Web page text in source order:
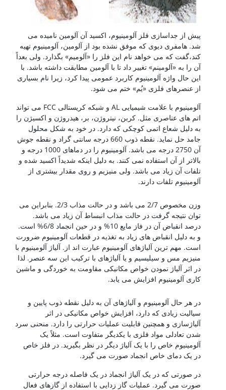
پیش از جداسازی فلز آلومینیوم، اکسید آن آلومین نامیده می
شد. هامفری دیوی که موفق نشده بود از آلومین، آلومینیوم تهیه
کند،گفت که می خواهد نام این فلز را «آلومیم» بگذارد. ولی بعداً
آن را به «آلومینم» تغییر داد تا با آلومین مطابقت داشته باشد. با
این حال واژه آلومینیوم کاربرد عمومی پیدا کرد، زیرا نام بسیاری
از عنصرهای فلزی «یُم» ختم می شود.
آلومینیوم با علامت شیمیایی AL و شبکه کریستالی FCC می تواند
اتم های عناصری مثل. کربن، نیتروژن، بر، هیدروژن و اکسیژن را
به دلیل شعاع اتمی کوچکی که دارد. در خود به شکل محلول
جامد حل نماید. نقطه ذوب 660 درجه سانتی گراد و نقطه جوش
آن 2750 درجه می باشد. آلومینیوم را در دماهای 1000 درجه و
بالاتر از آن استفاده نمی کنند. به دلیل اینکه شدیداً اکسید شده و
تلفات آن زیاد می باشد. ولی منیزیم و روی مقدار بیشتری از
آلومینیوم تلفات دارند.
وزن مخصوص 2/7 می باشد و در حالت مذاب 2/3. بنابراین می
توان نتیجه گرفت در حالت مذاب انبساط آن زیاد می باشد.
درصد انقباض آن در فاز مایع 10% و در حین انجماد 6/8% است.
و به دلیل انقباض های زیاد به تغذیه در قطعات آلومینیوم ضرورت
است. مهم ترین آلیاژهای آلومینیوم عبارت اند از. آلیاژ آلومینیوم با
منیزیم مس و سیلیسیم و یا آلیاژهای با ترکیب این سه عنصر. لذا
در اثر آلیاژ نمودن خواص مکانیکی مقاومت به خوردگی و ماشین
کاری آلومینیوم افزایش می یابد.
در هر حال آلومینیوم و آلیاژهای آن به دلیل نقطه ذوب پایین و
سیالیت زیادی که دارد، افزایش خواص مکانیکی در اثر
آلیاژسازی و همچنین قابلیت عملیات حرارتی را دارد. منحنی سرد
شدن تعادلی مواد فلزی با یکدیگر متفاوت است. مثلاً یک
آلومینیوم خاص را با یک آلیاژ دیگر در نظر بگیرید. در فلز خاص
در یک دمای خاص انجماد صورت می گیرد.
در صورتی که در یک آلیاژ انجماد در یک فاصله درجه حرارتی
صورت می گیرد. عملیات گاز زدایی با استفاده از گازهای فعال